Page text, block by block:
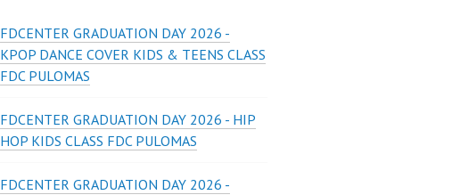
FDCENTER GRADUATION DAY 2026 -
KPOP DANCE COVER KIDS & TEENS CLASS
FDC PULOMAS
FDCENTER GRADUATION DAY 2026 - HIP
HOP KIDS CLASS FDC PULOMAS
FDCENTER GRADUATION DAY 2026 -